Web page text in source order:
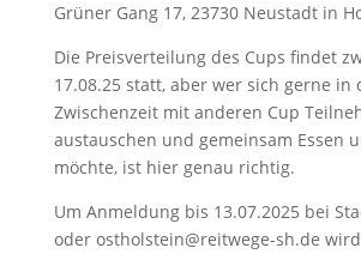
Grüner Gang 17, 23730 Neustadt in
Die Preisverteilung des Cups findet
17.08.25 statt, aber wer sich gerne in
Zwischenzeit mit anderen Cup
austauschen und gemeinsam Essen
möchte, ist hier genau richtig.
Um Anmeldung bis 13.07.2025 bei
oder ostholstein@reitwege-sh.de